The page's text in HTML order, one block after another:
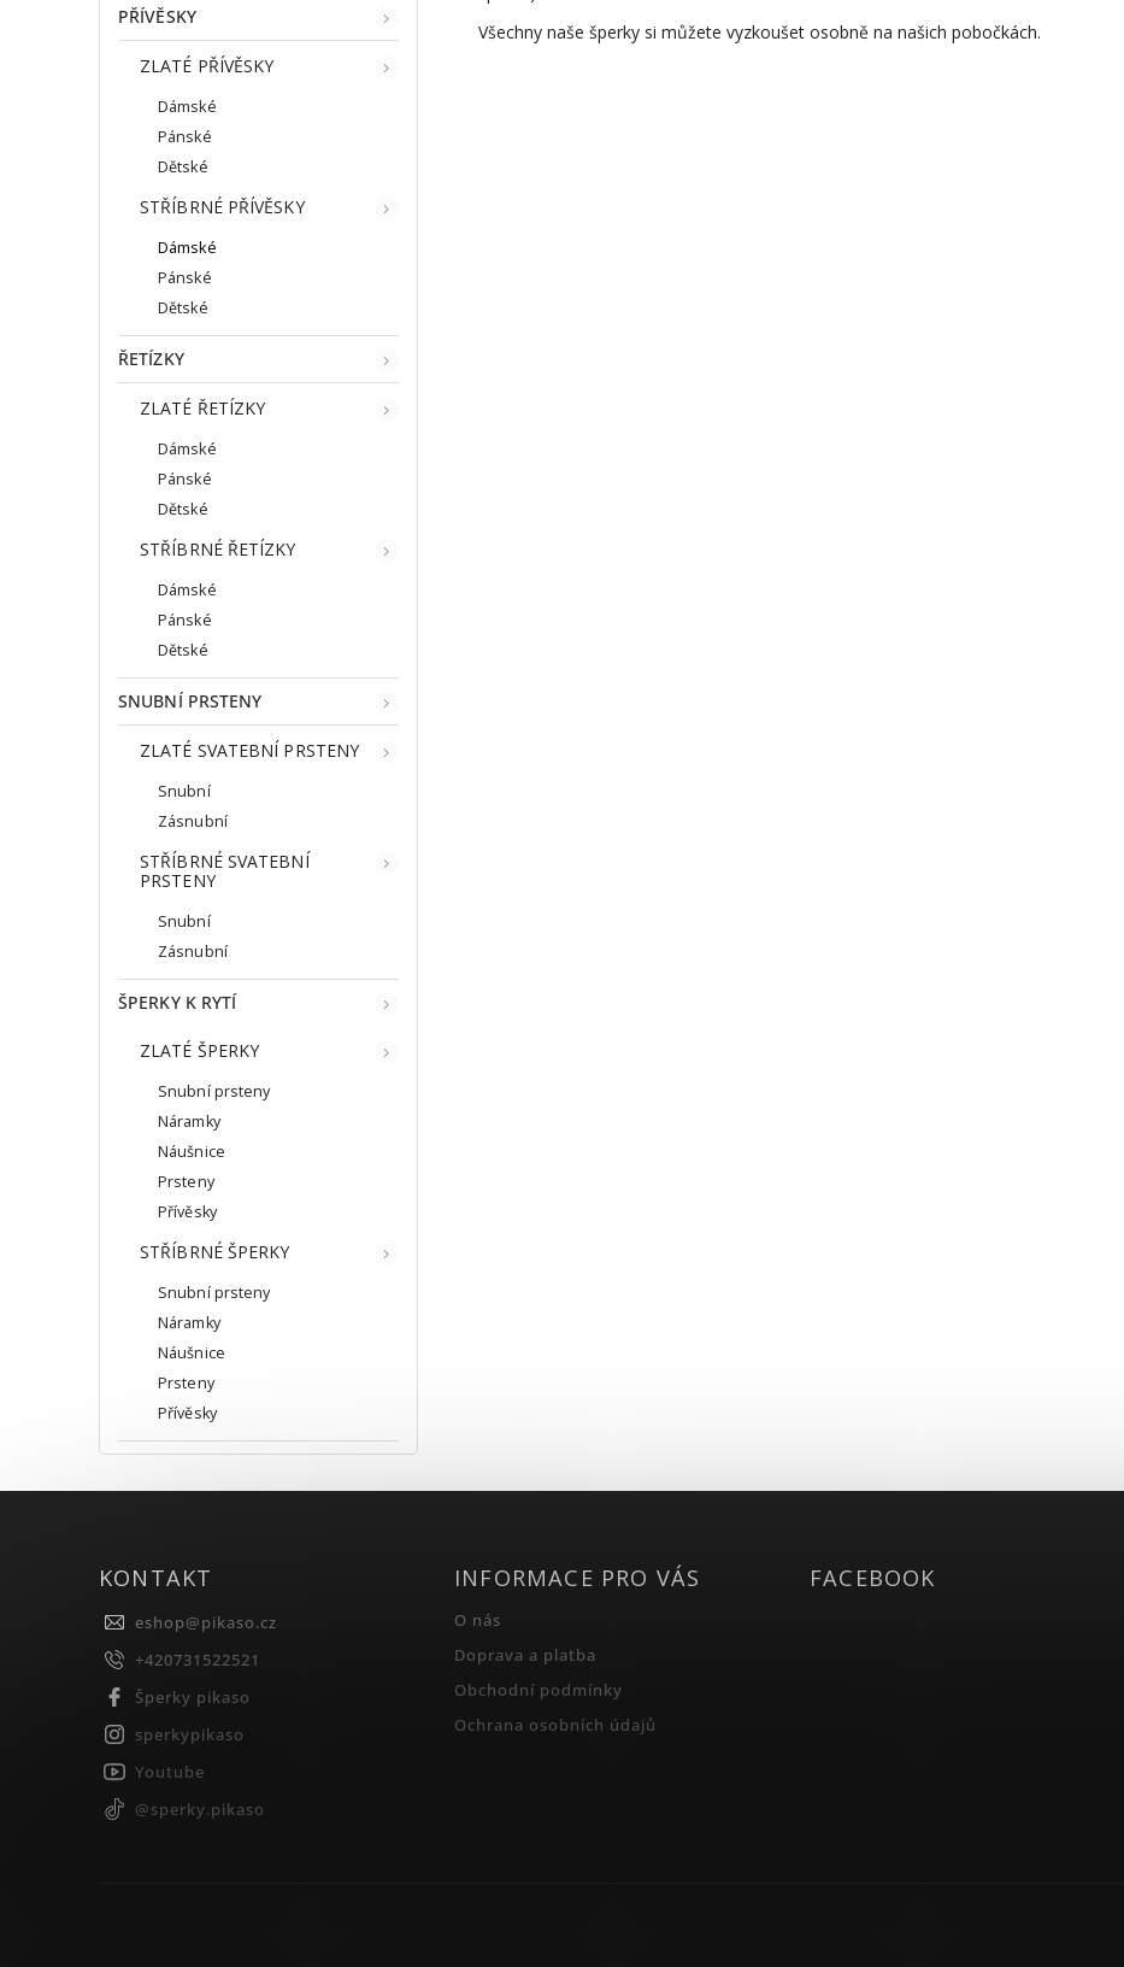
PŘÍVĚSKY
ZLATÉ PŘÍVĚSKY
Dámské
Pánské
Dětské
STŘÍBRNÉ PŘÍVĚSKY
Dámské
Pánské
Dětské
ŘETÍZKY
ZLATÉ ŘETÍZKY
Dámské
Pánské
Dětské
STŘÍBRNÉ ŘETÍZKY
Dámské
Pánské
Dětské
SNUBNÍ PRSTENY
ZLATÉ SVATEBNÍ PRSTENY
Snubní
Zásnubní
STŘÍBRNÉ SVATEBNÍ
PRSTENY
Snubní
Zásnubní
ŠPERKY K RYTÍ
ZLATÉ ŠPERKY
Snubní prsteny
Náramky
Náušnice
Prsteny
Přívěsky
STŘÍBRNÉ ŠPERKY
Snubní prsteny
Náramky
Náušnice
Prsteny
Přívěsky
Všechny naše šperky si můžete vyzkoušet osobně na našich pobočkách.
KONTAKT
eshop@pikaso.cz
+420731522521
Šperky pikaso
sperkypikaso
Youtube
@sperky.pikaso
INFORMACE PRO VÁS
O nás
Doprava a platba
Obchodní podmínky
Ochrana osobních údajů
FACEBOOK